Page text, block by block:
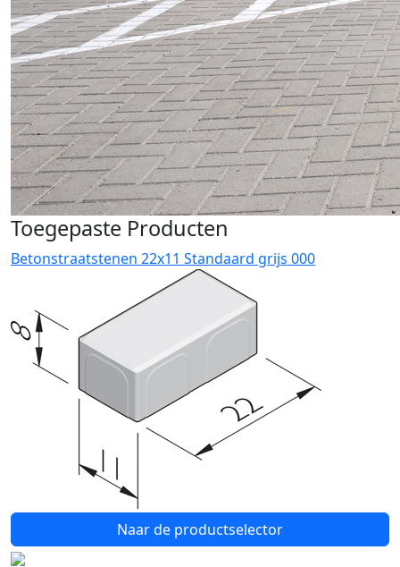
Toegepaste Producten
Betonstraatstenen 22x11 Standaard grijs 000
Naar de productselector